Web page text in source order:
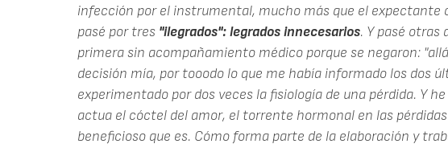
infección por el instrumental, mucho más que el expectante
pasé por tres "ilegrados": legrados innecesarios. Y pasé otras
primera sin acompañamiento médico porque se negaron:
decisión mía, por tooodo lo que me había informado los dos
experimentado por dos veces la fisiología de una pérdida. Y
actua el cóctel del amor, el torrente hormonal en las
beneficioso que es. Cómo forma parte de la elaboración y